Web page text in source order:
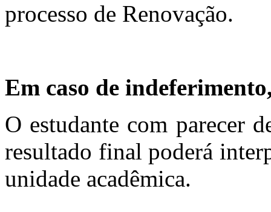
processo de Renovação.
Em caso de
O estudante com parecer
resultado final poderá
unidade acadêmica.